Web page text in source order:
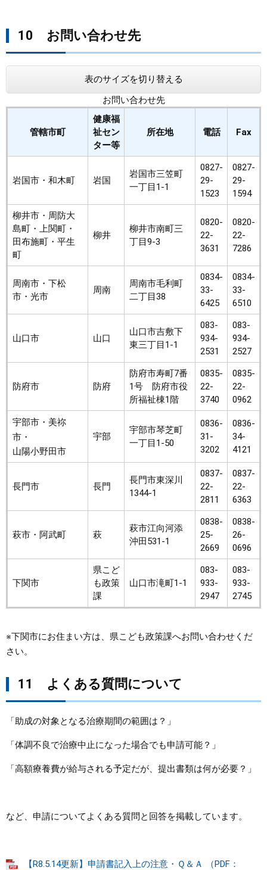
10 お問い合わせ先
表のサイズを切り替える
お問い合わせ先
管轄市町
健康福
祉セン
ター等
所在地 電話 Fax
岩国市・和木町 岩国
岩国市三笠町
一丁目1-1
0827-
29-
1523
0827-
29-
1594
柳井市・周防大
島町・上関町・
田布施町・平生
町
柳井
柳井市南町三
丁目9-3
0820-
22-
3631
0820-
22-
7286
周南市・下松
市・光市
周南
周南市毛利町
二丁目38
0834-
33-
6425
0834-
33-
6510
山口市 山口
山口市吉敷下
東三丁目1-1
083-
934-
2531
083-
934-
2527
防府市 防府
防府市寿町7番
1号 防府市役
所福祉棟1階
0835-
22-
3740
0835-
22-
0962
宇部市・美祢
市・
山陽小野田市
宇部
宇部市琴芝町
一丁目1-50
0836-
31-
3202
0836-
34-
4121
長門市 長門
長門市東深川
1344-1
0837-
22-
2811
0837-
22-
6363
萩市・阿武町 萩
萩市江向河添
沖田531-1
0838-
25-
2669
0838-
26-
0696
下関市
県こど
も政策
課
山口市滝町1-1
083-
933-
2947
083-
933-
2745
※下関市にお住まい方は、県こども政策課へお問い合わせくだ
さい。
11 よくある質問について
「助成の対象となる治療期間の範囲は？」
「体調不良で治療中止になった場合でも申請可能？」
「高額療養費が給与される予定だが、提出書類は何が必要？」
など、申請についてよくある質問と回答を掲載しています。
【R8.5.14更新】申請書記入上の注意・Ｑ＆Ａ （PDF：